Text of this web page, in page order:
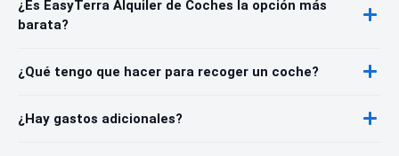
¿Es EasyTerra Alquiler de Coches la opción más
barata?
¿Qué tengo que hacer para recoger un coche?
¿Hay gastos adicionales?